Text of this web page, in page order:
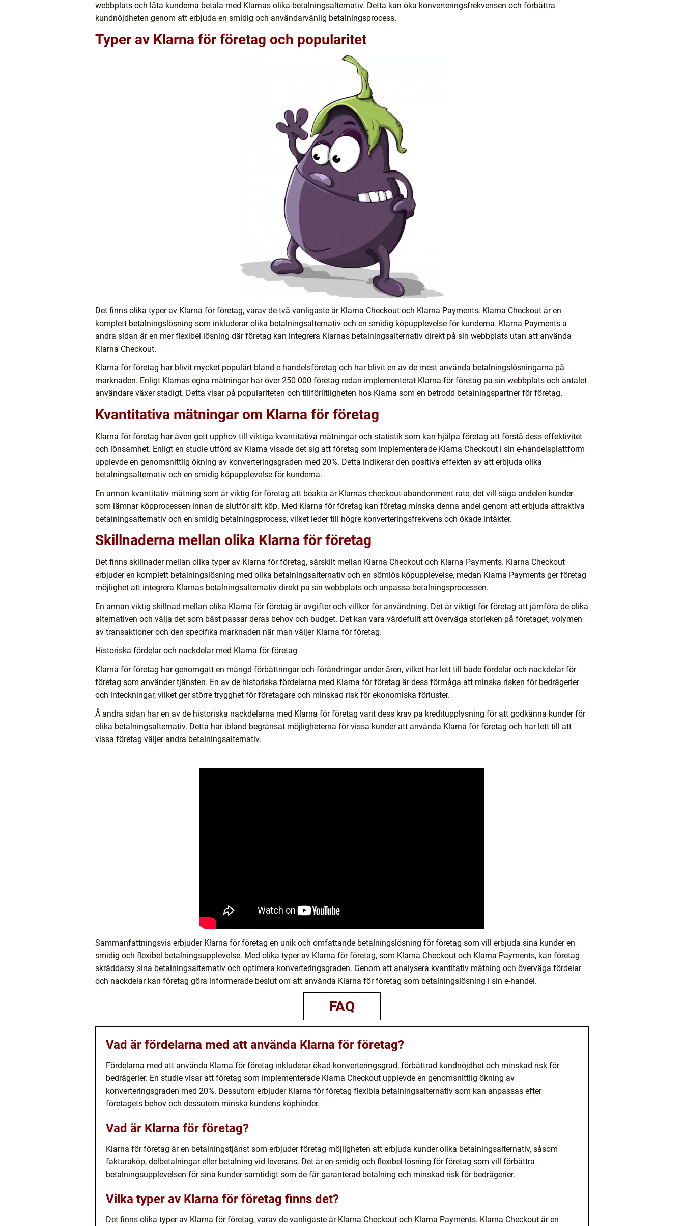
webbplats och låta kunderna betala med Klarnas olika betalningsalternativ. Detta kan öka konverteringsfrekvensen och förbättra
kundnöjdheten genom att erbjuda en smidig och användarvänlig betalningsprocess.
Typer av Klarna för företag och popularitet
Det finns olika typer av Klarna för företag, varav de två vanligaste är Klarna Checkout och Klarna Payments. Klarna Checkout är en
komplett betalningslösning som inkluderar olika betalningsalternativ och en smidig köpupplevelse för kunderna. Klarna Payments å
andra sidan är en mer flexibel lösning där företag kan integrera Klarnas betalningsalternativ direkt på sin webbplats utan att använda
Klarna Checkout.
Klarna för företag har blivit mycket populärt bland e-handelsföretag och har blivit en av de mest använda betalningslösningarna på
marknaden. Enligt Klarnas egna mätningar har över 250 000 företag redan implementerat Klarna för företag på sin webbplats och antalet
användare växer stadigt. Detta visar på populariteten och tillförlitligheten hos Klarna som en betrodd betalningspartner för företag.
Kvantitativa mätningar om Klarna för företag
Klarna för företag har även gett upphov till viktiga kvantitativa mätningar och statistik som kan hjälpa företag att förstå dess effektivitet
och lönsamhet. Enligt en studie utförd av Klarna visade det sig att företag som implementerade Klarna Checkout i sin e-handelsplattform
upplevde en genomsnittlig ökning av konverteringsgraden med 20%. Detta indikerar den positiva effekten av att erbjuda olika
betalningsalternativ och en smidig köpupplevelse för kunderna.
En annan kvantitativ mätning som är viktig för företag att beakta är Klarnas checkout-abandonment rate, det vill säga andelen kunder
som lämnar köpprocessen innan de slutför sitt köp. Med Klarna för företag kan företag minska denna andel genom att erbjuda attraktiva
betalningsalternativ och en smidig betalningsprocess, vilket leder till högre konverteringsfrekvens och ökade intäkter.
Skillnaderna mellan olika Klarna för företag
Det finns skillnader mellan olika typer av Klarna för företag, särskilt mellan Klarna Checkout och Klarna Payments. Klarna Checkout
erbjuder en komplett betalningslösning med olika betalningsalternativ och en sömlös köpupplevelse, medan Klarna Payments ger företag
möjlighet att integrera Klarnas betalningsalternativ direkt på sin webbplats och anpassa betalningsprocessen.
En annan viktig skillnad mellan olika Klarna för företag är avgifter och villkor för användning. Det är viktigt för företag att jämföra de olika
alternativen och välja det som bäst passar deras behov och budget. Det kan vara värdefullt att överväga storleken på företaget, volymen
av transaktioner och den specifika marknaden när man väljer Klarna för företag.
Historiska fördelar och nackdelar med Klarna för företag
Klarna för företag har genomgått en mängd förbättringar och förändringar under åren, vilket har lett till både fördelar och nackdelar för
företag som använder tjänsten. En av de historiska fördelarna med Klarna för företag är dess förmåga att minska risken för bedrägerier
och inteckningar, vilket ger större trygghet för företagare och minskad risk för ekonomiska förluster.
Å andra sidan har en av de historiska nackdelarna med Klarna för företag varit dess krav på kreditupplysning för att godkänna kunder för
olika betalningsalternativ. Detta har ibland begränsat möjligheterna för vissa kunder att använda Klarna för företag och har lett till att
vissa företag väljer andra betalningsalternativ.
Sammanfattningsvis erbjuder Klarna för företag en unik och omfattande betalningslösning för företag som vill erbjuda sina kunder en
smidig och flexibel betalningsupplevelse. Med olika typer av Klarna för företag, som Klarna Checkout och Klarna Payments, kan företag
skräddarsy sina betalningsalternativ och optimera konverteringsgraden. Genom att analysera kvantitativ mätning och överväga fördelar
och nackdelar kan företag göra informerade beslut om att använda Klarna för företag som betalningslösning i sin e-handel.
FAQ
Vad är fördelarna med att använda Klarna för företag?
Fördelarna med att använda Klarna för företag inkluderar ökad konverteringsgrad, förbättrad kundnöjdhet och minskad risk för
bedrägerier. En studie visar att företag som implementerade Klarna Checkout upplevde en genomsnittlig ökning av
konverteringsgraden med 20%. Dessutom erbjuder Klarna för företag flexibla betalningsalternativ som kan anpassas efter
företagets behov och dessutom minska kundens köphinder.
Vad är Klarna för företag?
Klarna för företag är en betalningstjänst som erbjuder företag möjligheten att erbjuda kunder olika betalningsalternativ, såsom
fakturaköp, delbetalningar eller betalning vid leverans. Det är en smidig och flexibel lösning för företag som vill förbättra
betalningsupplevelsen för sina kunder samtidigt som de får garanterad betalning och minskad risk för bedrägerier.
Vilka typer av Klarna för företag finns det?
Det finns olika typer av Klarna för företag, varav de vanligaste är Klarna Checkout och Klarna Payments. Klarna Checkout är en